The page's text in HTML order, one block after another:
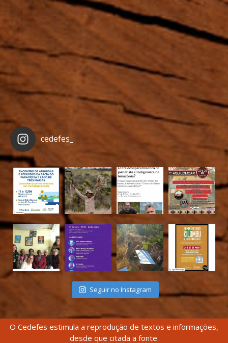
cedefes_
Seguir no Instagram
O Cedefes estimula a reprodução de textos e informações,
desde que citada a fonte.